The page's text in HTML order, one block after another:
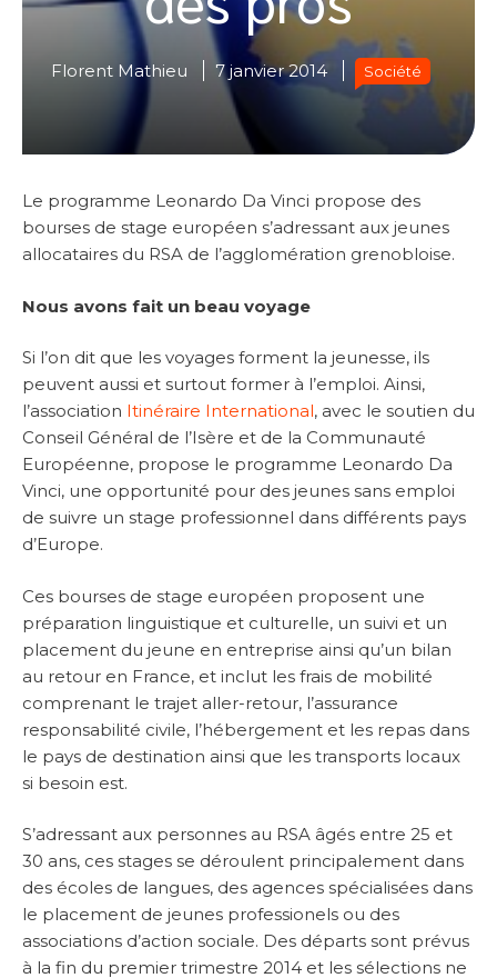
Florent Mathieu 7 janvier 2014 Société
Le programme Leonardo Da Vinci propose des
bourses de stage européen s’adressant aux jeunes
allocataires du RSA de l’agglomération grenobloise.
Nous avons fait un beau voyage
Si l’on dit que les voyages forment la jeunesse, ils
peuvent aussi et surtout former à l’emploi. Ainsi,
l’association Itinéraire International, avec le soutien du
Conseil Général de l’Isère et de la Communauté
Européenne, propose le programme Leonardo Da
Vinci, une opportunité pour des jeunes sans emploi
de suivre un stage professionnel dans différents pays
d’Europe.
Ces bourses de stage européen proposent une
préparation linguistique et culturelle, un suivi et un
placement du jeune en entreprise ainsi qu’un bilan
au retour en France, et inclut les frais de mobilité
comprenant le trajet aller-retour, l’assurance
responsabilité civile, l’hébergement et les repas dans
le pays de destination ainsi que les transports locaux
si besoin est.
S’adressant aux personnes au RSA âgés entre 25 et
30 ans, ces stages se déroulent principalement dans
des écoles de langues, des agences spécialisées dans
le placement de jeunes professionels ou des
associations d’action sociale. Des départs sont prévus
à la fin du premier trimestre 2014 et les sélections ne